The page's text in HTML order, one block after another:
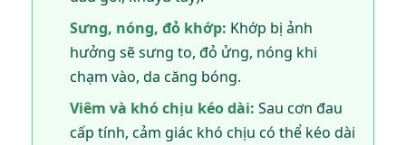
Sưng, nóng, đỏ khớp: Khớp bị ảnh
hưởng sẽ sưng to, đỏ ửng, nóng khi
chạm vào, da căng bóng.
Viêm và khó chịu kéo dài: Sau cơn đau
cấp tính, cảm giác khó chịu có thể kéo dài